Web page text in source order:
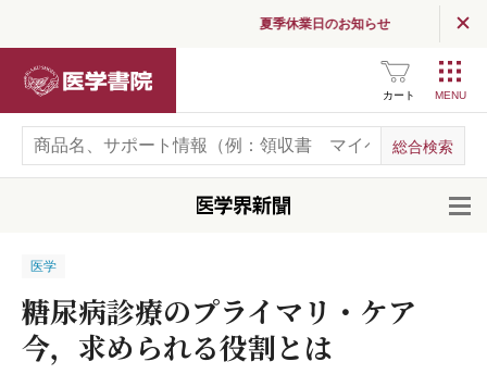
夏季休業日のお知らせ
カート
医学
糖尿病診療のプライマリ・ケア
今，求められる役割とは